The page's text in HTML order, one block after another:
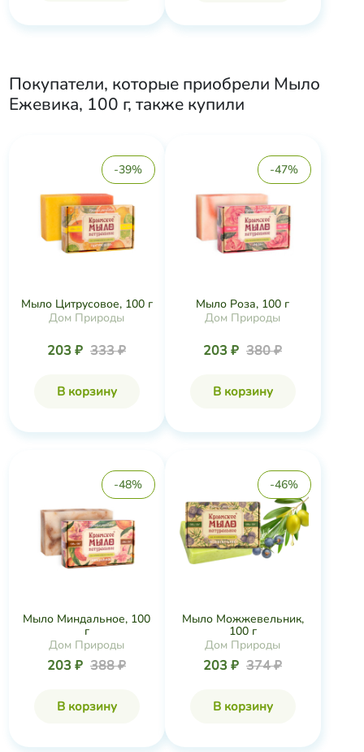
Покупатели, которые приобрели Мыло
Ежевика, 100 г, также купили
-39%
Мыло Цитрусовое, 100 г
Дом Природы
203 ₽ 333 ₽
В корзину
-47%
Мыло Роза, 100 г
Дом Природы
203 ₽ 380 ₽
В корзину
-48%
Мыло Миндальное, 100
г
Дом Природы
203 ₽ 388 ₽
В корзину
-46%
Мыло Можжевельник,
100 г
Дом Природы
203 ₽ 374 ₽
В корзину